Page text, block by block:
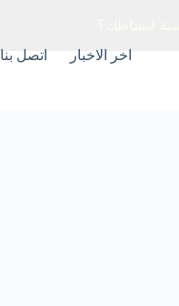
اخر الاخبار اتصل بنا